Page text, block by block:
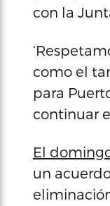
con la
como el
para
continuar
El
un